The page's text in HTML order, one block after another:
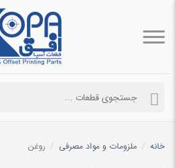
خانه / ملزومات و مواد مصرفی / روغن